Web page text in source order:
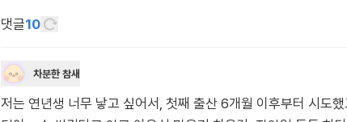
댓글10
차분한 참새
저는 연년생 너무 낳고 싶어서, 첫째 출산 6개월 이후부터 시도